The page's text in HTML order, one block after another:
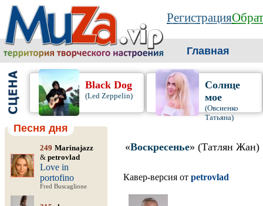
Регистрация
Главная
Black Dog
(Led Zeppelin)
Солнце
мое
(Овсиенко
Татьяна)
Песня дня
249 Marinajazz
& petrovlad
Love in
portofino
Fred Buscaglione
«Воскресенье» (Татлян Жан)
Кавер-версия от petrovlad